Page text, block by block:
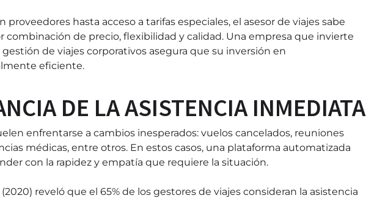
proveedores hasta acceso a tarifas especiales, el asesor de viajes sabe
combinación de precio, flexibilidad y calidad. Una empresa que invierte
de viajes corporativos asegura que su inversión en
eficiente.
DE LA ASISTENCIA INMEDIATA
enfrentarse a cambios inesperados: vuelos cancelados, reuniones
médicas, entre otros. En estos casos, una plataforma automatizada
con la rapidez y empatía que requiere la situación.
reveló que el 65% de los gestores de viajes consideran la asistencia